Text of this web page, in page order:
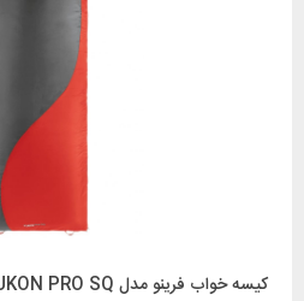
کیسه خواب فرینو مدل FERRINO YUKON PRO SQ